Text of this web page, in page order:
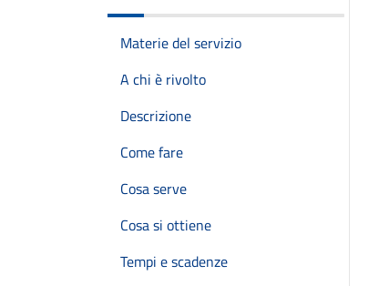
Materie del servizio
A chi è rivolto
Descrizione
Come fare
Cosa serve
Cosa si ottiene
Tempi e scadenze